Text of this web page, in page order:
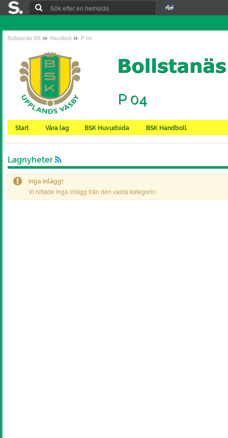
Bollstanäs SK Handboll P 04
P 04
Start Våra lag BSK Huvudsida BSK Handboll
Lagnyheter
Inga inlägg!
Vi hittade inga inlägg från den valda kategorin